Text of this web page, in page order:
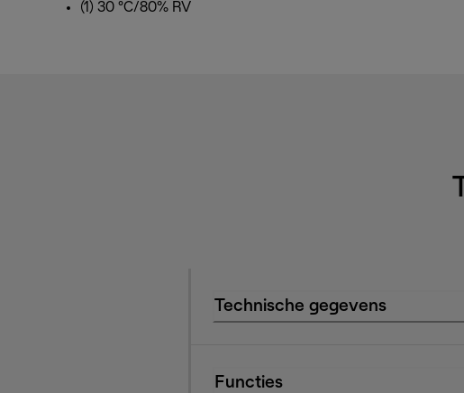
(1) 30 °C/80% RV
Technische gegevens
Functies